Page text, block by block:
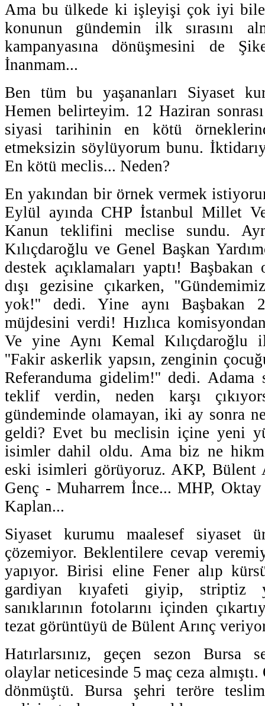
Ama bu ülkede ki işleyişi çok iyi
konunun gündemin ilk sırasını
kampanyasına dönüşmesini de
İnanmam...
Ben tüm bu yaşananları Siyaset
Hemen belirteyim. 12 Haziran
siyasi tarihinin en kötü
etmeksizin söylüyorum bunu.
En kötü meclis... Neden?
En yakından bir örnek vermek
Eylül ayında CHP İstanbul Millet
Kanun teklifini meclise sundu.
Kılıçdaroğlu ve Genel Başkan
destek açıklamaları yaptı!
dışı gezisine çıkarken,
yok!'' dedi. Yine aynı Başbakan
müjdesini verdi! Hızlıca
Ve yine Aynı Kemal Kılıçdaroğlu
''Fakir askerlik yapsın, zenginin
Referanduma gidelim!'' dedi. Adama
teklif verdin, neden karşı
gündeminde olamayan, iki ay sonra
geldi? Evet bu meclisin içine yeni
isimler dahil oldu. Ama biz ne
eski isimleri görüyoruz. AKP, Bülent
Genç - Muharrem İnce... MHP,
Kaplan...
Siyaset kurumu maalesef siyaset
çözemiyor. Beklentilere cevap
yapıyor. Birisi eline Fener alıp
gardiyan kıyafeti giyip, striptiz
sanıklarının fotolarını içinden
tezat görüntüyü de Bülent Arınç
Hatırlarsınız, geçen sezon Bursa
olaylar neticesinde 5 maç ceza almıştı.
dönmüştü. Bursa şehri teröre